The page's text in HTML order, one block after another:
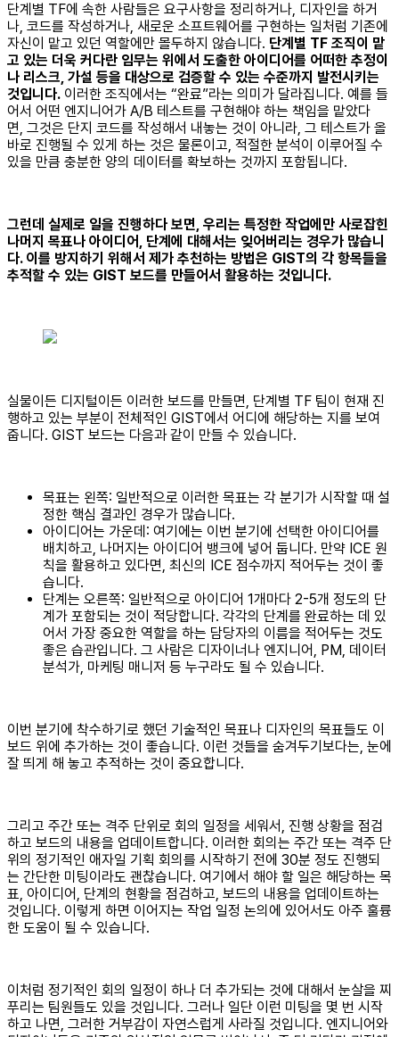
단계별 TF에 속한 사람들은 요구사항을 정리하거나, 디자인을 하거
나, 코드를 작성하거나, 새로운 소프트웨어를 구현하는 일처럼 기존에
자신이 맡고 있던 역할에만 몰두하지 않습니다. 단계별 TF 조직이 맡
고 있는 더욱 커다란 임무는 위에서 도출한 아이디어를 어떠한 추정이
나 리스크, 가설 등을 대상으로 검증할 수 있는 수준까지 발전시키는
것입니다. 이러한 조직에서는 “완료”라는 의미가 달라집니다. 예를 들
어서 어떤 엔지니어가 A/B 테스트를 구현해야 하는 책임을 맡았다
면, 그것은 단지 코드를 작성해서 내놓는 것이 아니라, 그 테스트가 올
바로 진행될 수 있게 하는 것은 물론이고, 적절한 분석이 이루어질 수
있을 만큼 충분한 양의 데이터를 확보하는 것까지 포함됩니다.
그런데 실제로 일을 진행하다 보면, 우리는 특정한 작업에만 사로잡힌
나머지 목표나 아이디어, 단계에 대해서는 잊어버리는 경우가 많습니
다. 이를 방지하기 위해서 제가 추천하는 방법은 GIST의 각 항목들을
추적할 수 있는 GIST 보드를 만들어서 활용하는 것입니다.
실물이든 디지털이든 이러한 보드를 만들면, 단계별 TF 팀이 현재 진
행하고 있는 부분이 전체적인 GIST에서 어디에 해당하는 지를 보여
줍니다. GIST 보드는 다음과 같이 만들 수 있습니다.
목표는 왼쪽: 일반적으로 이러한 목표는 각 분기가 시작할 때 설
정한 핵심 결과인 경우가 많습니다.
아이디어는 가운데: 여기에는 이번 분기에 선택한 아이디어를
배치하고, 나머지는 아이디어 뱅크에 넣어 둡니다. 만약 ICE 원
칙을 활용하고 있다면, 최신의 ICE 점수까지 적어두는 것이 좋
습니다.
단계는 오른쪽: 일반적으로 아이디어 1개마다 2-5개 정도의 단
계가 포함되는 것이 적당합니다. 각각의 단계를 완료하는 데 있
어서 가장 중요한 역할을 하는 담당자의 이름을 적어두는 것도
좋은 습관입니다. 그 사람은 디자이너나 엔지니어, PM, 데이터
분석가, 마케팅 매니저 등 누구라도 될 수 있습니다.
이번 분기에 착수하기로 했던 기술적인 목표나 디자인의 목표들도 이
보드 위에 추가하는 것이 좋습니다. 이런 것들을 숨겨두기보다는, 눈에
잘 띄게 해 놓고 추적하는 것이 중요합니다.
그리고 주간 또는 격주 단위로 회의 일정을 세워서, 진행 상황을 점검
하고 보드의 내용을 업데이트합니다. 이러한 회의는 주간 또는 격주 단
위의 정기적인 애자일 기획 회의를 시작하기 전에 30분 정도 진행되
는 간단한 미팅이라도 괜찮습니다. 여기에서 해야 할 일은 해당하는 목
표, 아이디어, 단계의 현황을 점검하고, 보드의 내용을 업데이트하는
것입니다. 이렇게 하면 이어지는 작업 일정 논의에 있어서도 아주 훌륭
한 도움이 될 수 있습니다.
이처럼 정기적인 회의 일정이 하나 더 추가되는 것에 대해서 눈살을 찌
푸리는 팀원들도 있을 것입니다. 그러나 일단 이런 미팅을 몇 번 시작
하고 나면, 그러한 거부감이 자연스럽게 사라질 것입니다. 엔지니어와